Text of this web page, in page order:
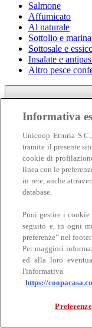
Salmone
Affumicato
Al naturale
Sottolio e
Sottosale e
Insalate e
Altro pesce
Carne
Bovino
Informativa
Unicoop Etruria
tramite il presente
cookie di
linea con le
in rete, anche
database.
Puoi gestire i cookie
seguito e, in ogni
preferenze” nel
Per maggiori
ed alla loro
https://